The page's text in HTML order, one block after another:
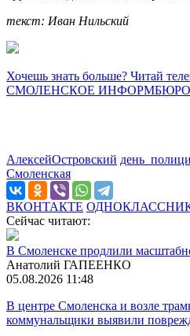
текст: Иван Нильский
Хочешь знать больше? Читай
СМОЛЕНСКОЕ ИНФОРМБЮРО
АлексейОстровский
Смоленская
ВКОНТАКТЕ
Сейчас читают:
В Смоленске продлили
Анатолий ГАПЕЕНКО
05.08.2026 11:48
В центре Смоленска и возле
коммунальщики выявили